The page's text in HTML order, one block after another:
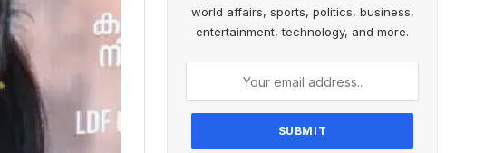
world affairs, sports, politics, business,
entertainment, technology, and more.